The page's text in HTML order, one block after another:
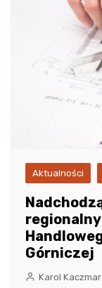
Aktualności
Górniczej
Karol